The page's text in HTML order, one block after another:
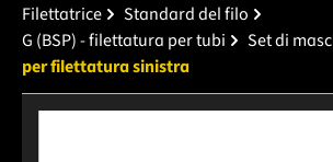
Filettatrice
Standard del filo
G (BSP) - filettatura per tubi
Set di
per filettatura sinistra